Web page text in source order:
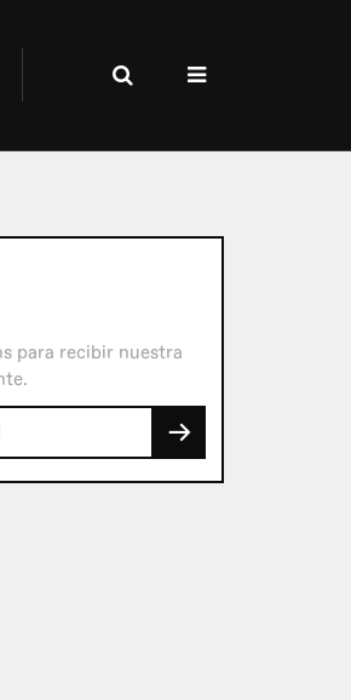
para recibir nuestra
→